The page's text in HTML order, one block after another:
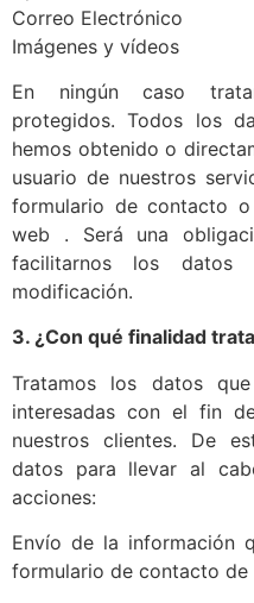
Correo Electrónico
Imágenes y vídeos
En ningún caso
protegidos. Todos los
hemos obtenido o
usuario de nuestros
formulario de contacto
web . Será una
facilitarnos los datos
modificación.
3. ¿Con qué finalidad
Tratamos los datos
interesadas con el fin
nuestros clientes. De
datos para llevar al
acciones:
Envío de la información
formulario de contacto de